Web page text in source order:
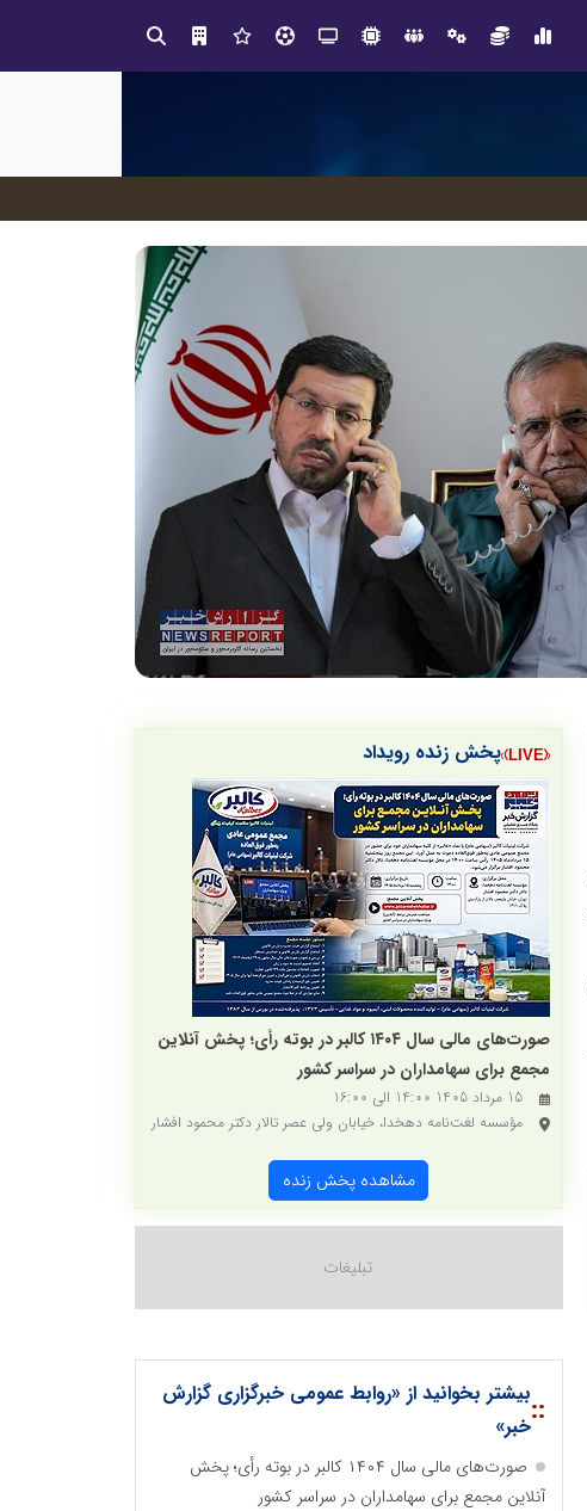
پخش زنده رویداد
صورت‌های مالی سال ۱۴۰۴ کالبر در بوته رأی؛ پخش آنلاین
مجمع برای سهامداران در سراسر کشور
مؤسسه لغت‌نامه دهخدا، خیابان ولی عصر تالار دکتر محمود افشار
مشاهده پخش زنده
::بیشتر بخوانید از «روابط عمومی خبرگزاری گزارش
خبر»
صورت‌های مالی سال ۱۴۰۴ کالبر در بوته رأی؛ پخش
آنلاین مجمع برای سهامداران در سراسر کشور